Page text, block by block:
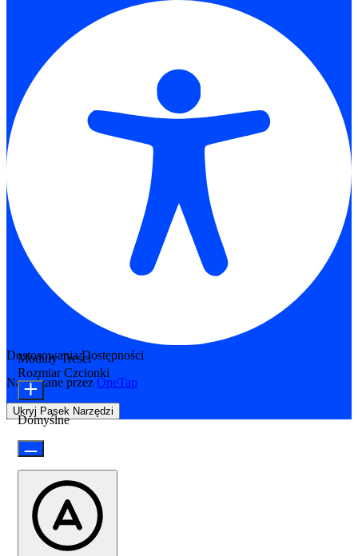
Dostosowania Dostępności
Napędzane przez OneTap
Ukryj Pasek Narzędzi
Moduły Treści
Rozmiar Czcionki
Domyślne